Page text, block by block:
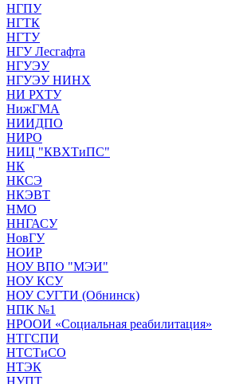
НГПУ
НГТК
НГТУ
НГУ Лесгафта
НГУЭУ
НГУЭУ НИНХ
НИ РХТУ
НижГМА
НИИДПО
НИРО
НИЦ "КВХТиПС"
НК
НКСЭ
НКЭВТ
НМО
ННГАСУ
НовГУ
НОИР
НОУ ВПО "МЭИ"
НОУ КСУ
НОУ СУГТИ (Обнинск)
НПК №1
НРООИ «Социальная реабилитация»
НТГСПИ
НТСТиСО
НТЭК
НУПТ